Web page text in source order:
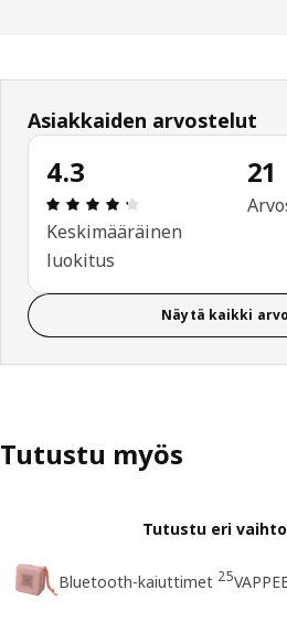
Asiakkaiden arvostelut
4.3
: 4.3 / 5 tähteä.
Keskimääräinen
luokitus
21
Näytä kaikki
Tutustu myös
Tutustu eri
Bluetooth-kaiuttimet 25